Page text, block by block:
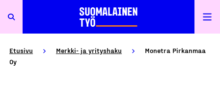
Etusivu Merkki- ja yrityshaku
Monetra Pirkanmaa
Oy